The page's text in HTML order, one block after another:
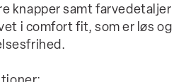
knapper samt farvedetaljer
i comfort fit, som er løs og